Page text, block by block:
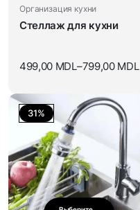
Организация кухни
Стеллаж для кухни
499,00 MDL–799,00 MDL
31%